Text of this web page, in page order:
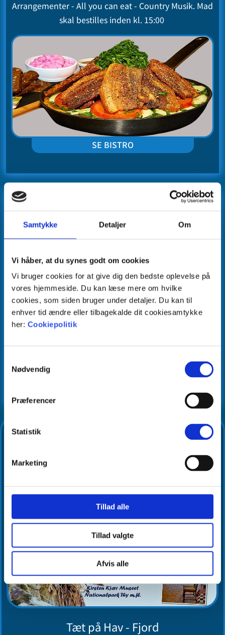
Samtykke Detaljer Om
Vi håber, at du synes godt om cookies
Vi bruger cookies for at give dig den bedste oplevelse på
vores hjemmeside. Du kan læse mere om hvilke
cookies, som siden bruger under detaljer. Du kan til
enhver tid ændre eller tilbagekalde dit cookiesamtykke
her: Cookiepolitik
Nødvendig
Præferencer
Statistik
Marketing
Tillad alle
Tillad valgte
Afvis alle
Arrangementer - All you can eat - Country Musik. Mad
skal bestilles inden kl. 15:00
SE BISTRO
12 Familierum. Puslerum. Camping køkken. Handicap
toilet. Vaskeri. TV-Stue. Grillhytte. Hjertestarter.
Tæt på Hav - Fjord